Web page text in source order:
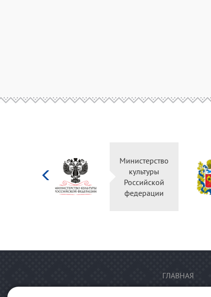
Министерство
культуры
Российской
федерации
ГЛАВНАЯ